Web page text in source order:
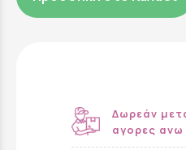
Δωρεάν
αγορες